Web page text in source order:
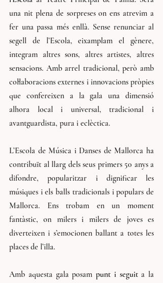
una nit plena de sorpreses on ens atrevim a
fer una passa més enllà. Sense renunciar al
segell de l’Escola, eixamplam el gènere,
integram altres sons, altres artistes, altres
sensacions. Amb arrel tradicional, però amb
col·laboracions externes i innovacions pròpies
que confereixen a la gala una dimensió
alhora local i universal, tradicional i
avantguardista, pura i eclèctica.
L’Escola de Música i Danses de Mallorca ha
contribuït al llarg dels seus primers 50 anys a
difondre, popularitzar i dignificar les
músiques i els balls tradicionals i populars de
Mallorca. Ens trobam en un moment
fantàstic, on milers i milers de joves es
diverteixen i s’emocionen ballant a totes les
places de l’illa.
Amb aquesta gala posam punt i seguit a la